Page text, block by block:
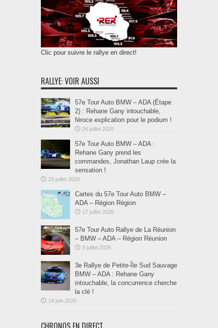
Clic pour suivre le rallye en direct!
RALLYE: VOIR AUSSI
57e Tour Auto BMW – ADA (Étape
2) : Rehane Gany intouchable,
féroce explication pour le podium !
26 juillet 2026
57e Tour Auto BMW – ADA :
Rehane Gany prend les
commandes, Jonathan Laup crée la
sensation !
25 juillet 2026
Cartes du 57e Tour Auto BMW –
ADA – Région Région
17 juillet 2026
57e Tour Auto Rallye de La Réunion
– BMW – ADA – Région Réunion
8 juillet 2026
3e Rallye de Petite-Île Sud Sauvage
BMW – ADA : Rehane Gany
intouchable, la concurrence cherche
la clé !
14 juin 2026